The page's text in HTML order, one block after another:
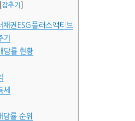
감추기
채권ESG플러스액티브
기
당률 현황
세
당률 순위